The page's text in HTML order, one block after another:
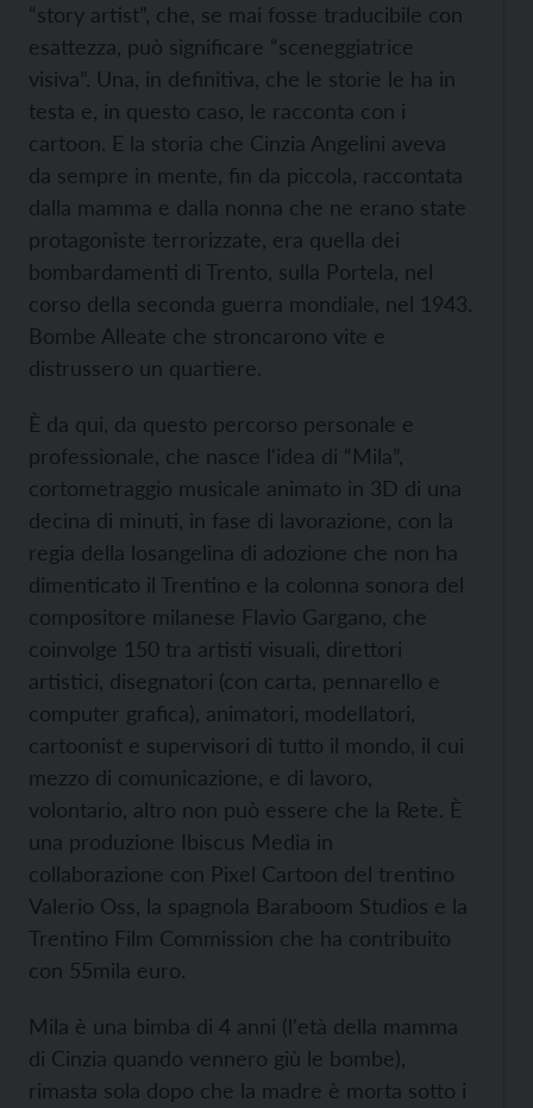
“story artist”, che, se mai fosse traducibile con
esattezza, può significare “sceneggiatrice
visiva”. Una, in definitiva, che le storie le ha in
testa e, in questo caso, le racconta con i
cartoon. E la storia che Cinzia Angelini aveva
da sempre in mente, fin da piccola, raccontata
dalla mamma e dalla nonna che ne erano state
protagoniste terrorizzate, era quella dei
bombardamenti di Trento, sulla Portela, nel
corso della seconda guerra mondiale, nel 1943.
Bombe Alleate che stroncarono vite e
distrussero un quartiere.
È da qui, da questo percorso personale e
professionale, che nasce l'idea di “Mila”,
cortometraggio musicale animato in 3D di una
decina di minuti, in fase di lavorazione, con la
regia della losangelina di adozione che non ha
dimenticato il Trentino e la colonna sonora del
compositore milanese Flavio Gargano, che
coinvolge 150 tra artisti visuali, direttori
artistici, disegnatori (con carta, pennarello e
computer grafica), animatori, modellatori,
cartoonist e supervisori di tutto il mondo, il cui
mezzo di comunicazione, e di lavoro,
volontario, altro non può essere che la Rete. È
una produzione Ibiscus Media in
collaborazione con Pixel Cartoon del trentino
Valerio Oss, la spagnola Baraboom Studios e la
Trentino Film Commission che ha contribuito
con 55mila euro.
Mila è una bimba di 4 anni (l'età della mamma
di Cinzia quando vennero giù le bombe),
rimasta sola dopo che la madre è morta sotto i